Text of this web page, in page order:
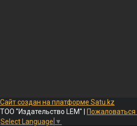
Сайт создан на платформе Satu.kz
ТОО "Издательство LEM" |
Пожаловаться
Select Language ▼